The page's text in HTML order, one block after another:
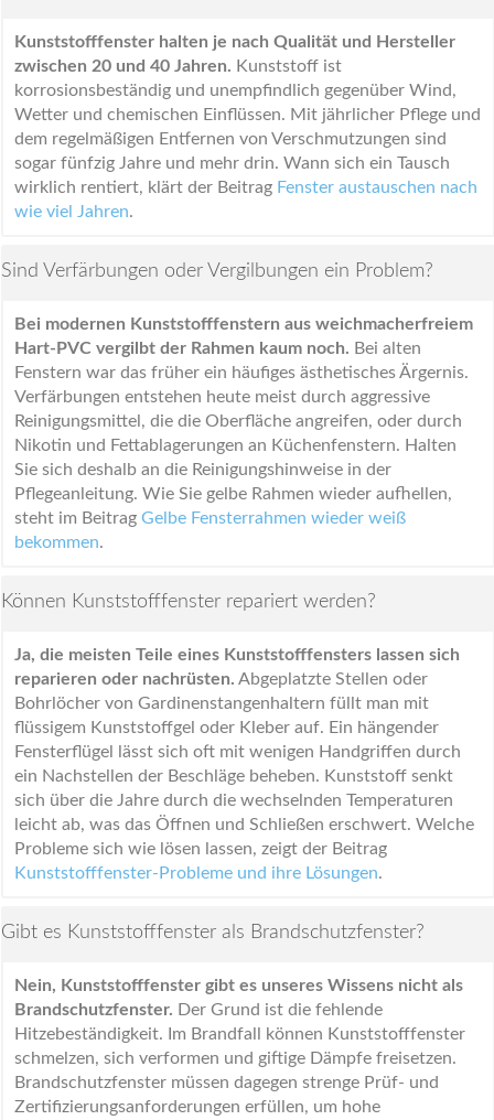
Kunststofffenster halten je nach Qualität und Hersteller
zwischen 20 und 40 Jahren. Kunststoff ist
korrosionsbeständig und unempfindlich gegenüber Wind,
Wetter und chemischen Einflüssen. Mit jährlicher Pflege und
dem regelmäßigen Entfernen von Verschmutzungen sind
sogar fünfzig Jahre und mehr drin. Wann sich ein Tausch
wirklich rentiert, klärt der Beitrag Fenster austauschen nach
wie viel Jahren.
Sind Verfärbungen oder Vergilbungen ein Problem?
Bei modernen Kunststofffenstern aus weichmacherfreiem
Hart-PVC vergilbt der Rahmen kaum noch. Bei alten
Fenstern war das früher ein häufiges ästhetisches Ärgernis.
Verfärbungen entstehen heute meist durch aggressive
Reinigungsmittel, die die Oberfläche angreifen, oder durch
Nikotin und Fettablagerungen an Küchenfenstern. Halten
Sie sich deshalb an die Reinigungshinweise in der
Pflegeanleitung. Wie Sie gelbe Rahmen wieder aufhellen,
steht im Beitrag Gelbe Fensterrahmen wieder weiß
bekommen.
Können Kunststofffenster repariert werden?
Ja, die meisten Teile eines Kunststofffensters lassen sich
reparieren oder nachrüsten. Abgeplatzte Stellen oder
Bohrlöcher von Gardinenstangenhaltern füllt man mit
flüssigem Kunststoffgel oder Kleber auf. Ein hängender
Fensterflügel lässt sich oft mit wenigen Handgriffen durch
ein Nachstellen der Beschläge beheben. Kunststoff senkt
sich über die Jahre durch die wechselnden Temperaturen
leicht ab, was das Öffnen und Schließen erschwert. Welche
Probleme sich wie lösen lassen, zeigt der Beitrag
Kunststofffenster-Probleme und ihre Lösungen.
Gibt es Kunststofffenster als Brandschutzfenster?
Nein, Kunststofffenster gibt es unseres Wissens nicht als
Brandschutzfenster. Der Grund ist die fehlende
Hitzebeständigkeit. Im Brandfall können Kunststofffenster
schmelzen, sich verformen und giftige Dämpfe freisetzen.
Brandschutzfenster müssen dagegen strenge Prüf- und
Zertifizierungsanforderungen erfüllen, um hohe